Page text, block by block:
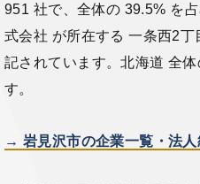
951 社で、全体の 39.5% を
式会社 が所在する 一条西2
記されています。北海道 全
す。
→ 岩見沢市の企業一覧・法人